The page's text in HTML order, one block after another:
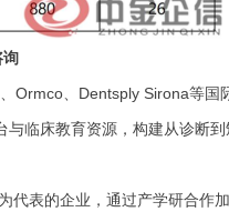
询
Ormco、Dentsply Sirona等国
临床教育资源，构建从诊断
代表的企业，通过产学研合作